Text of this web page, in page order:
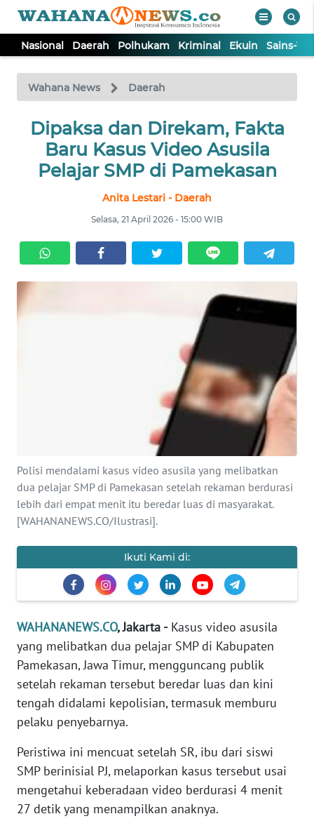
Nasional Daerah Polhukam Kriminal Ekuin Sains-
Wahana News Daerah
Dipaksa dan Direkam, Fakta
Baru Kasus Video Asusila
Pelajar SMP di Pamekasan
Anita Lestari - Daerah
Selasa, 21 April 2026 - 15:00 WIB
Polisi mendalami kasus video asusila yang melibatkan
dua pelajar SMP di Pamekasan setelah rekaman berdurasi
lebih dari empat menit itu beredar luas di masyarakat.
[WAHANANEWS.CO/Ilustrasi].
Ikuti Kami di:
WAHANANEWS.CO, Jakarta -Kasus video asusila
yang melibatkan dua pelajar SMP di Kabupaten
Pamekasan, Jawa Timur, mengguncang publik
setelah rekaman tersebut beredar luas dan kini
tengah didalami kepolisian, termasuk memburu
pelaku penyebarnya.
Peristiwa ini mencuat setelah SR, ibu dari siswi
SMP berinisial PJ, melaporkan kasus tersebut usai
mengetahui keberadaan video berdurasi 4 menit
27 detik yang menampilkan anaknya.
TV
Tutup
NASIONAL
DAERAH
KRIMINAL
EKUIN
SAINS-TEKNO
PENDIDIKAN
OLAHRAGA
EDITORIAL
Informasi
INDEKS
BERITA
KONTAK
INFO